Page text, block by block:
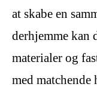
at skabe en
derhjemme kan
materialer og
med